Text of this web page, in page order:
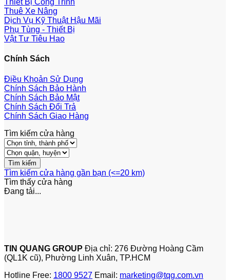
Thiết Bị Công Trình
Thuê Xe Nâng
Dịch Vụ Kỹ Thuật Hậu Mãi
Phụ Tùng - Thiết Bị
Vật Tư Tiêu Hao
Chính Sách
Điều Khoản Sử Dụng
Chính Sách Bảo Hành
Chính Sách Bảo Mật
Chính Sách Đổi Trả
Chính Sách Giao Hàng
Tìm kiếm cửa hàng
Tìm kiếm cửa hàng gần bạn (<=20 km)
Tìm thấy cửa hàng
Đang tải...
TIN QUANG GROUP Địa chỉ: 276 Đường Hoàng Cầm
(QL1K cũ), Phường Linh Xuân, TP.HCM
Hotline Free: 1800 9527 Email: marketing@tqg.com.vn